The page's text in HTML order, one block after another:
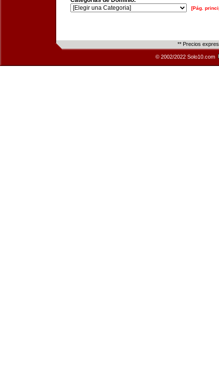
[Pág.
** Precios
© 2002/2022 Solo10.com